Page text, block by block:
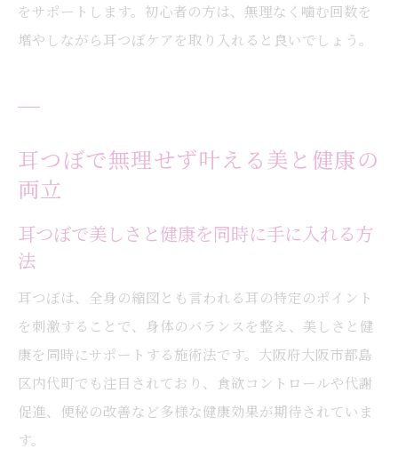
をサポートします。初心者の方は、無理なく噛む回数を
増やしながら耳つぼケアを取り入れると良いでしょう。
耳つぼで無理せず叶える美と健康の
両立
耳つぼで美しさと健康を同時に手に入れる方
法
耳つぼは、全身の縮図とも言われる耳の特定のポイント
を刺激することで、身体のバランスを整え、美しさと健
康を同時にサポートする施術法です。大阪府大阪市都島
区内代町でも注目されており、食欲コントロールや代謝
促進、便秘の改善など多様な健康効果が期待されていま
す。